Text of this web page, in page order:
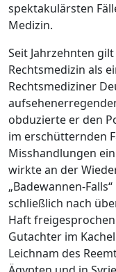
spektakulärsten
Medizin.
Seit Jahrzehnten
Rechtsmedizin als
Rechtsmediziner
obduzierte er den
im erschütternden
Misshandlungen
wirkte an der
„Badewannen-
schließlich nach
Haft
Gutachter im
Leichnam des